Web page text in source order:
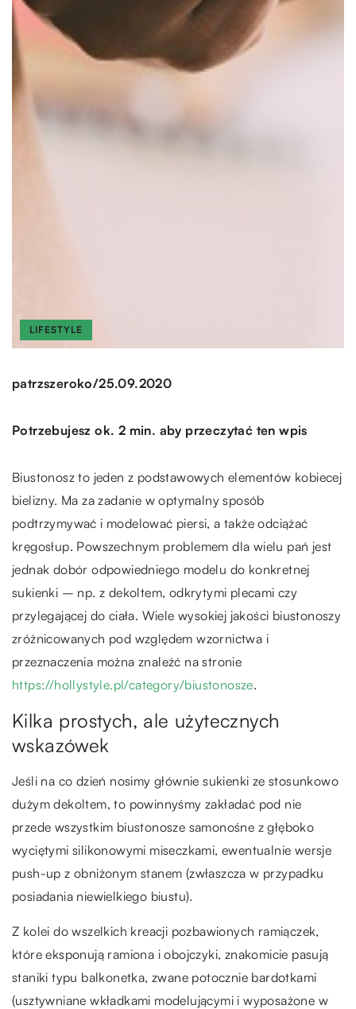
LIFESTYLE
patrzszeroko/25.09.2020
Potrzebujesz ok. 2 min. aby przeczytać ten wpis
Biustonosz to jeden z podstawowych elementów kobiecej
bielizny. Ma za zadanie w optymalny sposób
podtrzymywać i modelować piersi, a także odciążać
kręgosłup. Powszechnym problemem dla wielu pań jest
jednak dobór odpowiedniego modelu do konkretnej
sukienki – np. z dekoltem, odkrytymi plecami czy
przylegającej do ciała. Wiele wysokiej jakości biustonoszy
zróżnicowanych pod względem wzornictwa i
przeznaczenia można znaleźć na stronie
https://hollystyle.pl/category/biustonosze.
Kilka prostych, ale użytecznych
wskazówek
Jeśli na co dzień nosimy głównie sukienki ze stosunkowo
dużym dekoltem, to powinnyśmy zakładać pod nie
przede wszystkim biustonosze samonośne z głęboko
wyciętymi silikonowymi miseczkami, ewentualnie wersje
push-up z obniżonym stanem (zwłaszcza w przypadku
posiadania niewielkiego biustu).
Z kolei do wszelkich kreacji pozbawionych ramiączek,
które eksponują ramiona i obojczyki, znakomicie pasują
staniki typu balkonetka, zwane potocznie bardotkami
(usztywniane wkładkami modelującymi i wyposażone w